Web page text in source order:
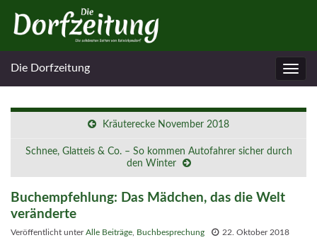
Die Dorfzeitung
Kräuterecke November 2018
Schnee, Glatteis & Co. – So kommen Autofahrer sicher durch
den Winter
Buchempfehlung: Das Mädchen, das die Welt
veränderte
Veröffentlicht unterAlle Beiträge Buchbesprechung 22. Oktober 2018